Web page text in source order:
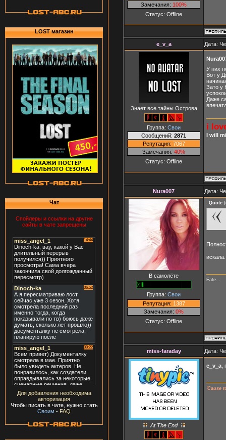
LOST магазин
Чат
Спойлеры и ссылки на другие
сайты в чате запрещены
Для добавления необходима
авторизация
Чтобы писать в чате, нужно стать
Своим - FAQ
Замечания: 100%
Статус: Offline
e_v_a Дата:
Знает все тайны Острова
Группа: Свои
Сообщений: 2871
Репутация: 7067
Замечания: 40%
Статус: Offline
У них
Вот у
Зато у
Даже
i
I will
Nura007 Дата:
В самолёте
Группа: Свои
Репутация: 1387
Замечания: 0%
Статус: Offline
Quote (
Fate...
miss-faraday Дата:
At The End
e_v_a
'Cause